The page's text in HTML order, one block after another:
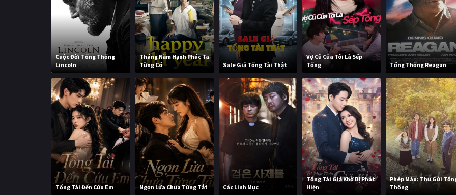
Cuộc Đời Tổng Thống
Lincoln
Tháng Năm Hạnh Phúc Ta
Từng Có
Sale Giả Tổng Tài Thật
Vợ Cũ Của Tôi Là Sếp
Tổng
Tổng Thống Reagan
Tổng Tài Đến Cứu Em Ngọn Lửa Chưa Từng Tắt Các Linh Mục
Tổng Tài Giả Khờ Bị Phát
Hiện
Phép Màu: Thư Gửi
Thống